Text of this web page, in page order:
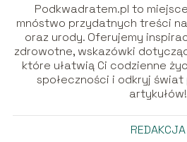
Podkwadratem.pl to
mnóstwo przydatnych treści
oraz urody. Oferujemy
zdrowotne, wskazówki
które ułatwią Ci codzienne
społeczności i odkryj
artykułów!
REDAKCJA